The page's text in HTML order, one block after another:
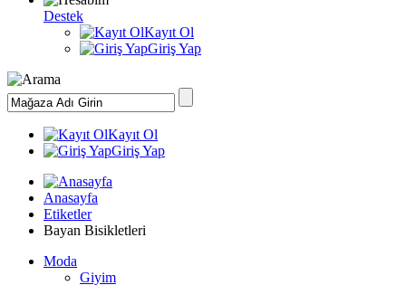
Destek
Kayıt Ol
Giriş Yap
Kayıt Ol
Giriş Yap
Anasayfa
Etiketler
Bayan Bisikletleri
Moda
Giyim